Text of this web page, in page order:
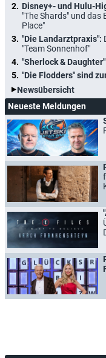
Disney+- und Hulu-
"The Shards" und das
Place"
"Die Landarztpraxis":
"Team Sonnenhof"
"Sherlock &
"Die Flodders" sind
Newsübersicht
Neueste Meldungen